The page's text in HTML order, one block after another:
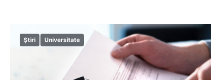
Știri Universitate